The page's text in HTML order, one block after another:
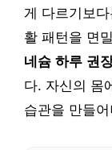
게 다르기보
활 패턴을 면
네슘 하루 권
다. 자신의 몸
습관을 만들